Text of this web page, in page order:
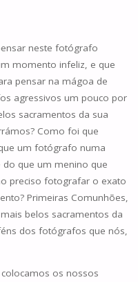
neste fotógrafo
momento infeliz, e que
pensar na mágoa de
agressivos um pouco por
sacramentos da sua
Como foi que
um fotógrafo numa
do que um menino que
preciso fotografar o exato
Primeiras Comunhões,
belos sacramentos da
dos fotógrafos que nós,
os nossos